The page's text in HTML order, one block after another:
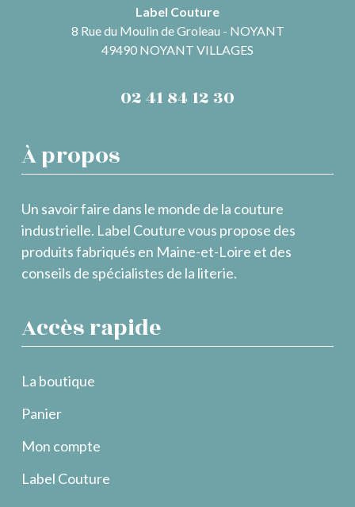
Label Couture
8 Rue du Moulin de Groleau - NOYANT
49490 NOYANT VILLAGES
02 41 84 12 30
À propos
Un savoir faire dans le monde de la couture
industrielle. Label Couture vous propose des
produits fabriqués en Maine-et-Loire et des
conseils de spécialistes de la literie.
Accès rapide
La boutique
Panier
Mon compte
Label Couture